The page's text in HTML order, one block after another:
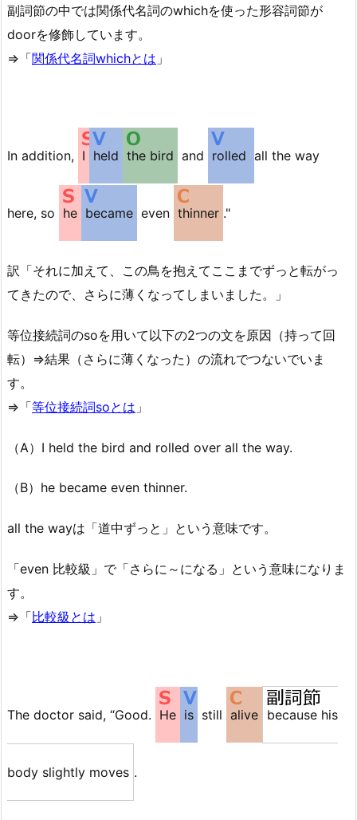
副詞節の中では関係代名詞のwhichを使った形容詞節が
doorを修飾しています。
⇒「関係代名詞whichとは 」
In addition, I held the bird and rolled all the way
here, so he became even thinner ."
訳「それに加えて、この鳥を抱えてここまでずっと転がっ
てきたので、さらに薄くなってしまいました。」
等位接続詞のsoを用いて以下の2つの文を原因（持って回
転）⇒結果（さらに薄くなった）の流れでつないでいま
す。
⇒「等位接続詞soとは 」
（A）I held the bird and rolled over all the way.
（B）he became even thinner.
all the wayは「道中ずっと」という意味です。
「even 比較級」で「さらに～になる」という意味になりま
す。
⇒「比較級とは 」
The doctor said, “Good. He is still alive because his
body slightly moves .